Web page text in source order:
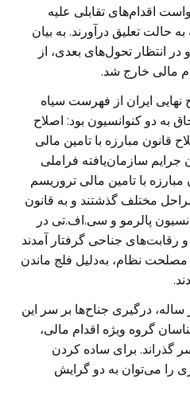
اقدام‌های تقابلی علیه
حالت تعلیق در‌آورند. به بیان
انتظار تحول‌های بعدی، از
مالی خارج شد.
نهایی ایران از فهرست سیاه
به دو کنوانسیون بود: اصلاح
قانون مبارزه با تامین مالی
جرایم سازمان‌یافته فرا‌‌‌ملی
مبارزه با تامین مالی تروریسم
مختلف گذشتند و به قانون
پالرمو و سی.اف.تی در
جناحی گرفتار آمدند
نظام، به‌دلیل فلج ماندن
ساله، درگیری جناح‌ها بر سر این
گروه ویژه اقدام مالی،
گذراند. برای ساده کردن
را می‌توان به دو گرایش